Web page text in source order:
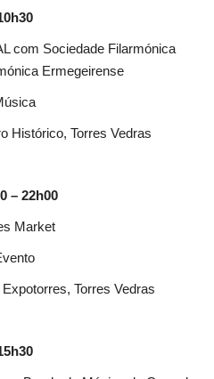
com Sociedade Filarmónica
Ermegeirense
Histórico, Torres Vedras
– 22h00
Market
Torres Vedras